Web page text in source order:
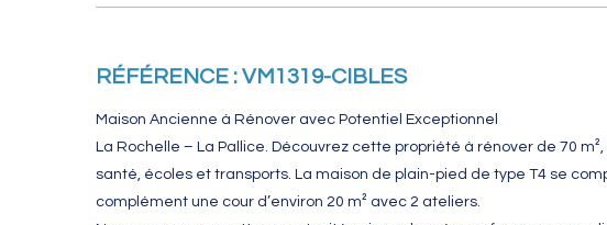
RÉFÉRENCE : VM1319-CIBLES
Maison Ancienne à Rénover avec Potentiel Exceptionnel
La Rochelle – La Pallice. Découvrez cette propriété à rénover de 70
santé, écoles et transports. La maison de plain-pied de type T4 se
complément une cour d’environ 20 m² avec 2 ateliers.